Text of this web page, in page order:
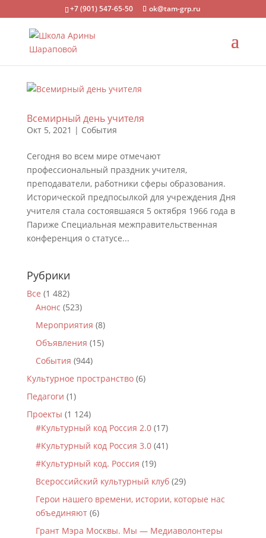
+7 (901) 547-65-50 ok@tam-grp.ru
Всемирный день учителя
Окт 5, 2021 | События
Сегодня во всем мире отмечают
профессиональный праздник учителя,
преподаватели, работники сферы образования.
Исторической предпосылкой для учреждения Дня
учителя стала состоявшаяся 5 октября 1966 года в
Париже Специальная межправительственная
конференция о статусе...
Рубрики
Все (1 482)
Анонс (523)
Мероприятия (8)
Объявления (15)
События (944)
Культурное пространство(6)
Педагоги (1)
Проекты (1 124)
#Культурный код Россия 2.0(17)
#Культурный код Россия 3.0(41)
#Культурный код. Россия (19)
Всероссийский культурный клуб(29)
Герои нашего времени, истории, которые нас
объединяют(6)
Грант Мэра Москвы. Мы — Медиаволонтеры